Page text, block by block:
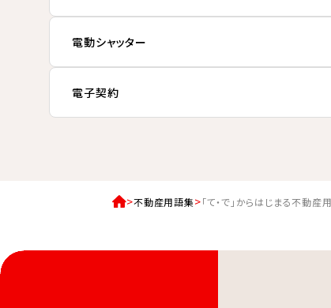
電動シャッター
電子契約
不動産用語集 「て・で」からはじまる不動産